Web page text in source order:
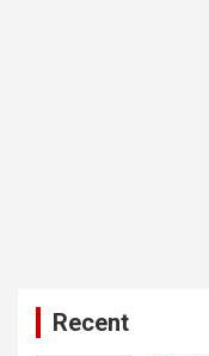
Recent